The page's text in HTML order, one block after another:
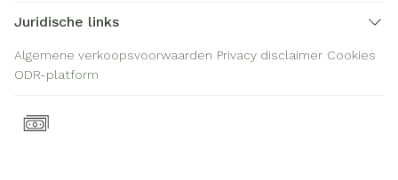
Juridische links
Algemene verkoopsvoorwaarden Privacy disclaimer Cookies
ODR-platform